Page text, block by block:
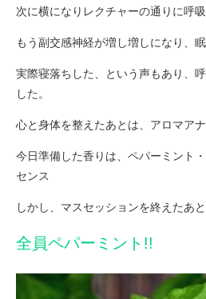
次に横になりレクチャーの通りに呼
もう副交感神経が増し増しになり、
実際寝落ちした、という声もあり、
した。
心と身体を整えたあとは、アロマア
今日準備した香りは、ペパーミント
センス
しかし、マスセッションを終えたあ
全員ペパーミント!!